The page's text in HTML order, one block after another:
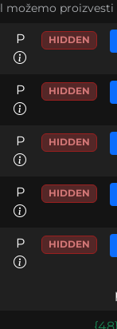
možemo proizvesti
P HIDDEN
P HIDDEN
P HIDDEN
P HIDDEN
P HIDDEN